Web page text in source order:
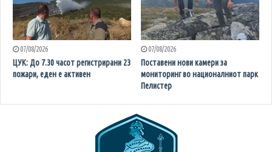
07/08/2026
ЦУК: До 7.30 часот регистрирани 23
пожари, еден е активен
07/08/2026
Поставени нови камери за
мониторинг во националниот парк
Пелистер